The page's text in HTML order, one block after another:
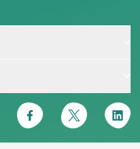
Facebook Twitter